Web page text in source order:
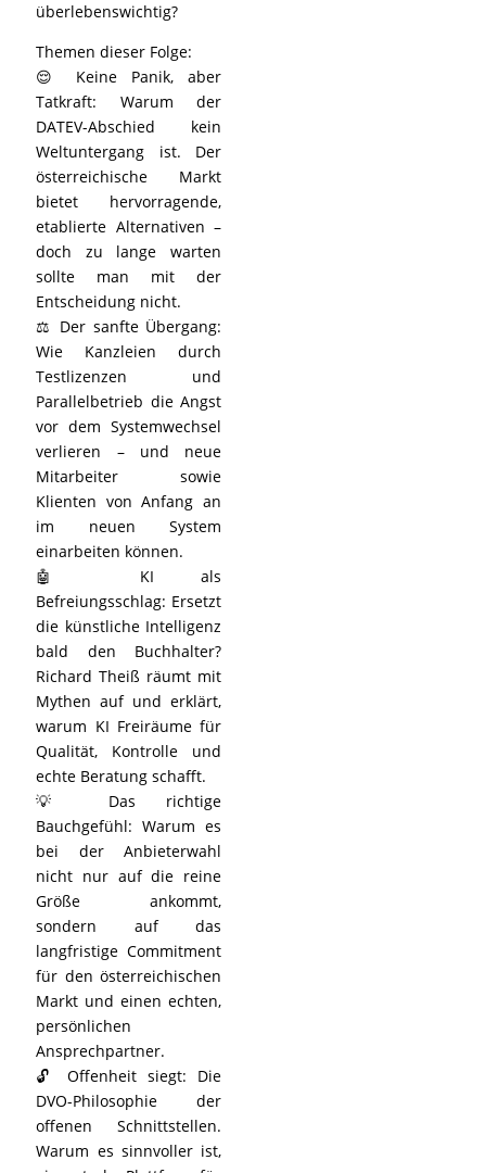
überlebenswichtig?
Themen dieser Folge:
😌 Keine Panik, aber
Tatkraft: Warum der
DATEV-Abschied kein
Weltuntergang ist. Der
österreichische Markt
bietet hervorragende,
etablierte Alternativen –
doch zu lange warten
sollte man mit der
Entscheidung nicht.
⚖️ Der sanfte Übergang:
Wie Kanzleien durch
Testlizenzen und
Parallelbetrieb die Angst
vor dem Systemwechsel
verlieren – und neue
Mitarbeiter sowie
Klienten von Anfang an
im neuen System
einarbeiten können.
🤖 KI als
Befreiungsschlag: Ersetzt
die künstliche Intelligenz
bald den Buchhalter?
Richard Theiß räumt mit
Mythen auf und erklärt,
warum KI Freiräume für
Qualität, Kontrolle und
echte Beratung schafft.
💡 Das richtige
Bauchgefühl: Warum es
bei der Anbieterwahl
nicht nur auf die reine
Größe ankommt,
sondern auf das
langfristige Commitment
für den österreichischen
Markt und einen echten,
persönlichen
Ansprechpartner.
🔓 Offenheit siegt: Die
DVO-Philosophie der
offenen Schnittstellen.
Warum es sinnvoller ist,